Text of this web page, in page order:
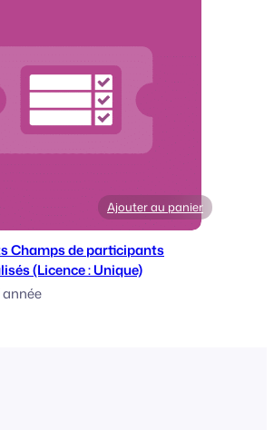
Ajouter au panier
Champs de participants
(Licence : Unique)